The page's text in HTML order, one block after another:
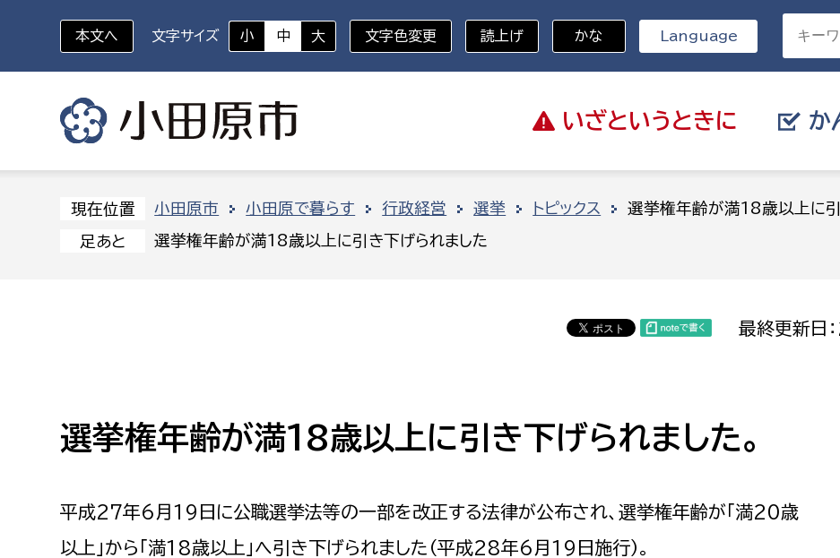
いざと いうときに
いざというときに
か
対象者を選択
高校生・大学生など
妊産婦
分野を選択
防災・安全
環境・エネルギー
目
組織から探す
部に属さない室 企画部
職員課
市税総務課
市民税課
本文へ 文字サイズ 小 中 大 文字色変更 読上げ かな Language
現在位置 小田原市 小田原で暮らす 行政経営 選挙 トピックス 選挙権年齢が満18歳以上に引
足あと 選挙権年齢が満18歳以上に引き下げられました
最終更新日
選挙権年齢が満18歳以上に引き下げられました。
平成27年6月19日に公職選挙法等の一部を改正する法律が公布され、選挙権年齢が「満20歳
以上」から「満18歳以上」へ引き下げられました（平成28年6月19日施行）。